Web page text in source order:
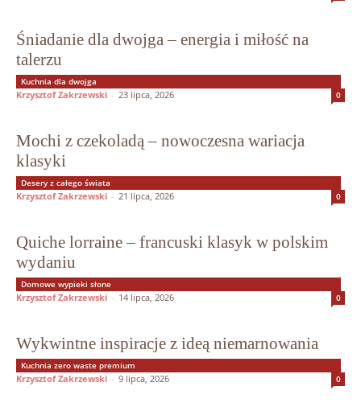
Śniadanie dla dwojga – energia i miłość na
talerzu
Kuchnia dla dwojga
Krzysztof Zakrzewski - 23 lipca, 2026 0
Mochi z czekoladą – nowoczesna wariacja
klasyki
Desery z całego świata
Krzysztof Zakrzewski - 21 lipca, 2026 0
Quiche lorraine – francuski klasyk w polskim
wydaniu
Domowe wypieki słone
Krzysztof Zakrzewski - 14 lipca, 2026 0
Wykwintne inspiracje z ideą niemarnowania
Kuchnia zero waste premium
Krzysztof Zakrzewski - 9 lipca, 2026 0